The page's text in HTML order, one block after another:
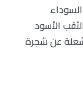
الأسود
عن شجرة